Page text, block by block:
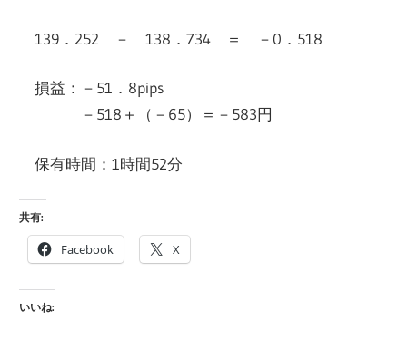
139．252 － 138．734 ＝ －0．518
損益：－51．8pips
－518＋（－65）＝－583円
保有時間：1時間52分
共有:
Facebook X
いいね: